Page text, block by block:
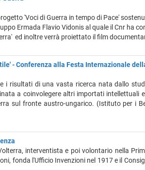
'Voci di Guerra in tempo di Pace'
Ermada Flavio Vidonis al quale il Cnr ha
ed inoltre verrà proiettato il film
- Conferenza alla Festa Internazionale
i risultati di una vasta ricerca nata dallo
a coinvolegere altri importati intellettuali
sul fronte austro-ungarico. (Istituto per i
interventista e poi volontario nella
fonda l'Ufficio Invenzioni nel 1917 e il